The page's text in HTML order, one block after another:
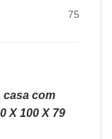
75
casa com
X 100 X 79